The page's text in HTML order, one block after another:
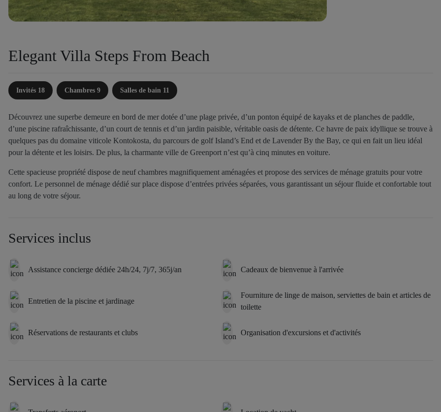
Elegant Villa Steps From Beach
Invités 18 Chambres 9 Salles de bain 11
Découvrez une superbe demeure en bord de mer dotée d’une plage privée, d’un ponton équipé de kayaks et de planches de paddle,
d’une piscine rafraîchissante, d’un court de tennis et d’un jardin paisible, véritable oasis de détente. Ce havre de paix idyllique se trouve à
quelques pas du domaine viticole Kontokosta, du parcours de golf Island’s End et de Lavender By the Bay, ce qui en fait un lieu idéal
pour la détente et les loisirs. De plus, la charmante ville de Greenport n’est qu’à cinq minutes en voiture.
Cette spacieuse propriété dispose de neuf chambres magnifiquement aménagées et propose des services de ménage gratuits pour votre
confort. Le personnel de ménage dédié sur place dispose d’entrées privées séparées, vous garantissant un séjour fluide et confortable tout
au long de votre séjour.
Services inclus
Assistance concierge dédiée 24h/24, 7j/7, 365j/an Cadeaux de bienvenue à l'arrivée
Entretien de la piscine et jardinage
Fourniture de linge de maison, serviettes de bain et articles de
toilette
Réservations de restaurants et clubs Organisation d'excursions et d'activités
Services à la carte